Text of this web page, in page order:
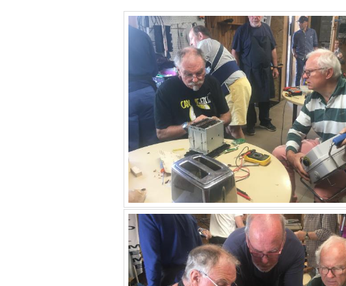
Imac très lent et peu réactif
Tondeuse hors service
Pièce "surnuméraire" sur un
aspirateur TORNADO.
Vérin trappe de grenier
Machine à laver qui ne vidange
plus
Sèche-linge LADEN AM3999
Perceuse SKIL plus d'inverseur
Friteuse en panne
Un lave vaisselle et un lave-linge
Porte de garage bloquée
Aspirateur et Karcher